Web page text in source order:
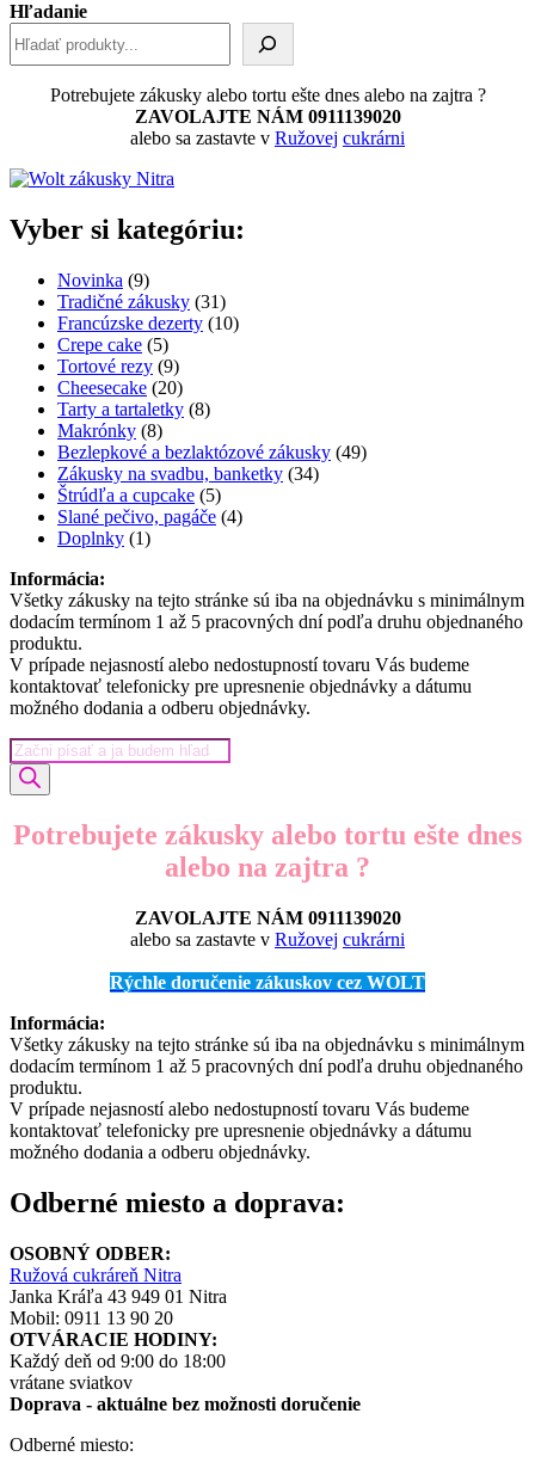
na
stránke
produktu.
Hľadanie
Potrebujete zákusky alebo tortu ešte dnes alebo na zajtra ?
ZAVOLAJTE NÁM 0911139020
alebo sa zastavte v Ružovej cukrárni
Vyber si kategóriu:
Novinka 99
produktov
Tradičné zákusky 3131
produktov
Francúzske dezerty 1010
Crepe cake 55
produktov
Tortové rezy 99
produktov
Cheesecake 2020
produktov
Tarty a tartaletky 88
Makrónky 88
produktov
Bezlepkové a bezlaktózové zákusky 4949
Zákusky na svadbu, banketky 3434
Štrúdľa a cupcake 55
produktov
Slané pečivo, pagáče 44
Doplnky 11
Informácia:
Všetky zákusky na tejto stránke sú iba na objednávku s minimálnym
dodacím termínom 1 až 5 pracovných dní podľa druhu objednaného
produktu.
V prípade nejasností alebo nedostupností tovaru Vás budeme
kontaktovať telefonicky pre upresnenie objednávky a dátumu
možného dodania a odberu objednávky.
Products
search
Potrebujete zákusky alebo tortu ešte dnes
alebo na zajtra ?
ZAVOLAJTE NÁM 0911139020
alebo sa zastavte v Ružovej cukrárni
Rýchle doručenie zákuskov cez WOLT
Informácia:
Všetky zákusky na tejto stránke sú iba na objednávku s minimálnym
dodacím termínom 1 až 5 pracovných dní podľa druhu objednaného
produktu.
V prípade nejasností alebo nedostupností tovaru Vás budeme
kontaktovať telefonicky pre upresnenie objednávky a dátumu
možného dodania a odberu objednávky.
Odberné miesto a doprava:
OSOBNÝ ODBER:
Ružová cukráreň Nitra
Janka Kráľa 43 949 01 Nitra
Mobil: 0911 13 90 20
OTVÁRACIE HODINY:
Každý deň od 9:00 do 18:00
vrátane sviatkov
Doprava - aktuálne bez možnosti doručenie
Odberné miesto: